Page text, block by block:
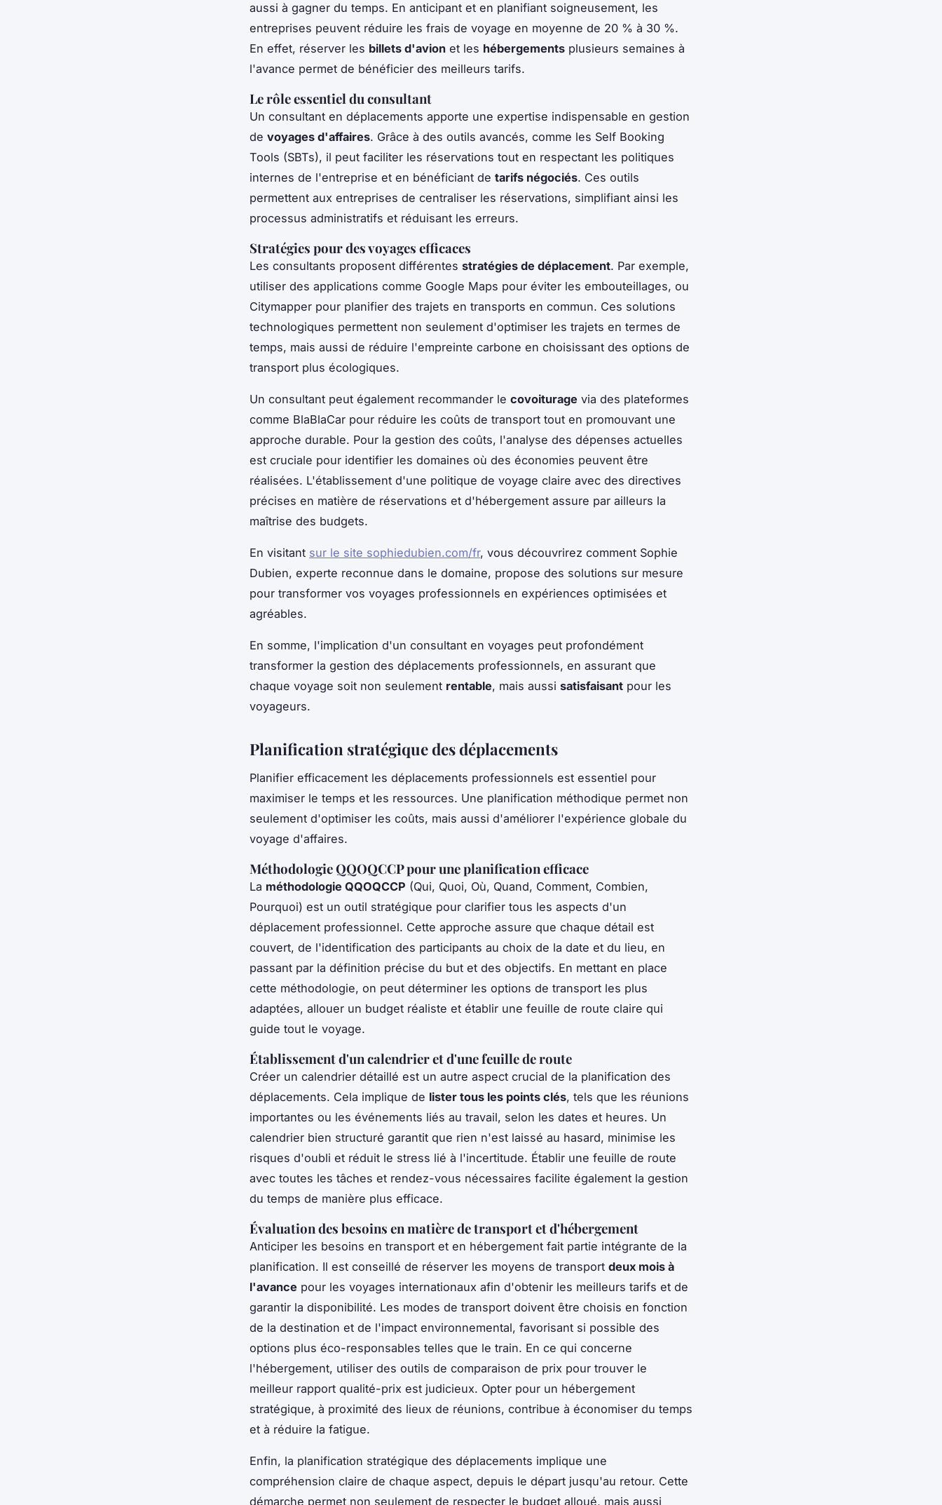
aussi à gagner du temps. En anticipant et en planifiant soigneusement, les
entreprises peuvent réduire les frais de voyage en moyenne de 20 % à 30 %.
En effet, réserver les billets d'avion et les hébergements plusieurs semaines à
l'avance permet de bénéficier des meilleurs tarifs.
Le rôle essentiel du consultant
Un consultant en déplacements apporte une expertise indispensable en gestion
de voyages d'affaires. Grâce à des outils avancés, comme les Self Booking
Tools (SBTs), il peut faciliter les réservations tout en respectant les politiques
internes de l'entreprise et en bénéficiant de tarifs négociés. Ces outils
permettent aux entreprises de centraliser les réservations, simplifiant ainsi les
processus administratifs et réduisant les erreurs.
Stratégies pour des voyages efficaces
Les consultants proposent différentes stratégies de déplacement. Par exemple,
utiliser des applications comme Google Maps pour éviter les embouteillages, ou
Citymapper pour planifier des trajets en transports en commun. Ces solutions
technologiques permettent non seulement d'optimiser les trajets en termes de
temps, mais aussi de réduire l'empreinte carbone en choisissant des options de
transport plus écologiques.
Un consultant peut également recommander le covoiturage via des plateformes
comme BlaBlaCar pour réduire les coûts de transport tout en promouvant une
approche durable. Pour la gestion des coûts, l'analyse des dépenses actuelles
est cruciale pour identifier les domaines où des économies peuvent être
réalisées. L'établissement d'une politique de voyage claire avec des directives
précises en matière de réservations et d'hébergement assure par ailleurs la
maîtrise des budgets.
En visitant sur le site sophiedubien.com/fr, vous découvrirez comment Sophie
Dubien, experte reconnue dans le domaine, propose des solutions sur mesure
pour transformer vos voyages professionnels en expériences optimisées et
agréables.
En somme, l'implication d'un consultant en voyages peut profondément
transformer la gestion des déplacements professionnels, en assurant que
chaque voyage soit non seulement rentable, mais aussi satisfaisant pour les
voyageurs.
Planification stratégique des déplacements
Planifier efficacement les déplacements professionnels est essentiel pour
maximiser le temps et les ressources. Une planification méthodique permet non
seulement d'optimiser les coûts, mais aussi d'améliorer l'expérience globale du
voyage d'affaires.
Méthodologie QQOQCCP pour une planification efficace
La méthodologie QQOQCCP (Qui, Quoi, Où, Quand, Comment, Combien,
Pourquoi) est un outil stratégique pour clarifier tous les aspects d'un
déplacement professionnel. Cette approche assure que chaque détail est
couvert, de l'identification des participants au choix de la date et du lieu, en
passant par la définition précise du but et des objectifs. En mettant en place
cette méthodologie, on peut déterminer les options de transport les plus
adaptées, allouer un budget réaliste et établir une feuille de route claire qui
guide tout le voyage.
Établissement d'un calendrier et d'une feuille de route
Créer un calendrier détaillé est un autre aspect crucial de la planification des
déplacements. Cela implique de lister tous les points clés, tels que les réunions
importantes ou les événements liés au travail, selon les dates et heures. Un
calendrier bien structuré garantit que rien n'est laissé au hasard, minimise les
risques d'oubli et réduit le stress lié à l'incertitude. Établir une feuille de route
avec toutes les tâches et rendez-vous nécessaires facilite également la gestion
du temps de manière plus efficace.
Évaluation des besoins en matière de transport et d'hébergement
Anticiper les besoins en transport et en hébergement fait partie intégrante de la
planification. Il est conseillé de réserver les moyens de transport deux mois à
l'avance pour les voyages internationaux afin d'obtenir les meilleurs tarifs et de
garantir la disponibilité. Les modes de transport doivent être choisis en fonction
de la destination et de l'impact environnemental, favorisant si possible des
options plus éco-responsables telles que le train. En ce qui concerne
l'hébergement, utiliser des outils de comparaison de prix pour trouver le
meilleur rapport qualité-prix est judicieux. Opter pour un hébergement
stratégique, à proximité des lieux de réunions, contribue à économiser du temps
et à réduire la fatigue.
Enfin, la planification stratégique des déplacements implique une
compréhension claire de chaque aspect, depuis le départ jusqu'au retour. Cette
démarche permet non seulement de respecter le budget alloué, mais aussi